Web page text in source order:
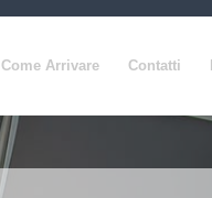
Come Arrivare Contatti